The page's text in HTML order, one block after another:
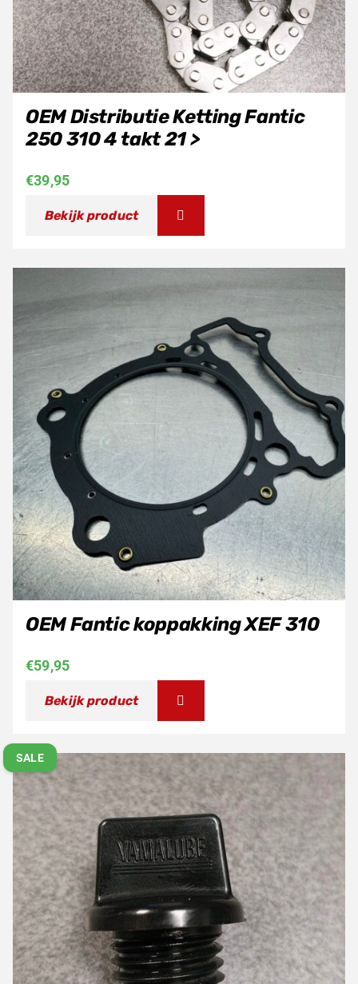
OEM Distributie Ketting Fantic
250 310 4 takt 21 >
€39,95
Bekijk product
OEM Fantic koppakking XEF 310
€59,95
Bekijk product
SALE